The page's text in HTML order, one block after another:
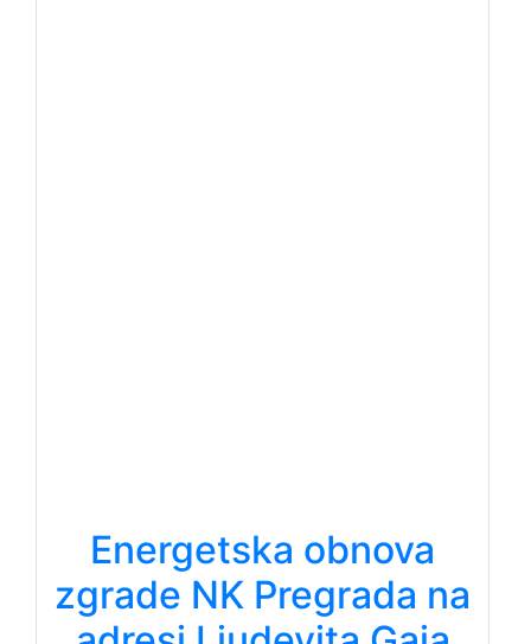
Energetska obnova
zgrade NK Pregrada na